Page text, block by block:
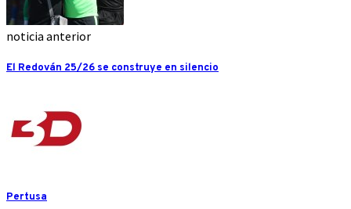
noticia anterior
El Redován 25/26 se construye en silencio
Pertusa